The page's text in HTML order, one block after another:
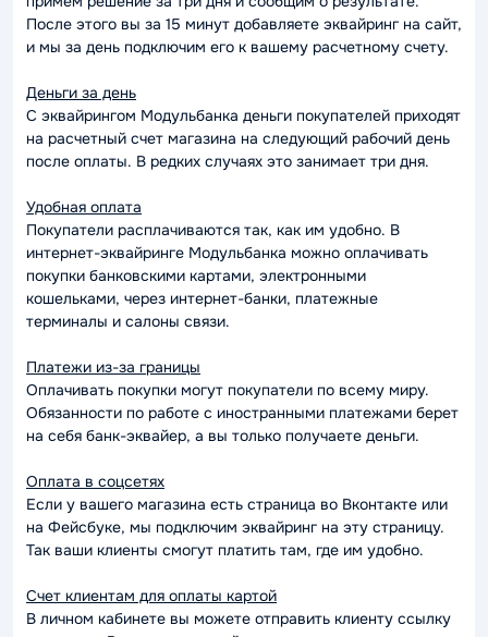
После этого вы за 15 минут добавляете эквайринг на сайт,
и мы за день подключим его к вашему расчетному счету.
Деньги за день
С эквайрингом Модульбанка деньги покупателей приходят
на расчетный счет магазина на следующий рабочий день
после оплаты. В редких случаях это занимает три дня.
Удобная оплата
Покупатели расплачиваются так, как им удобно. В
интернет-эквайринге Модульбанка можно оплачивать
покупки банковскими картами, электронными
кошельками, через интернет-банки, платежные
терминалы и салоны связи.
Платежи из-за границы
Оплачивать покупки могут покупатели по всему миру.
Обязанности по работе с иностранными платежами берет
на себя банк-эквайер, а вы только получаете деньги.
Оплата в соцсетях
Если у вашего магазина есть страница во Вконтакте или
на Фейсбуке, мы подключим эквайринг на эту страницу.
Так ваши клиенты смогут платить там, где им удобно.
Счет клиентам для оплаты картой
В личном кабинете вы можете отправить клиенту ссылку